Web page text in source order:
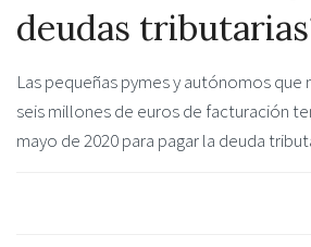
deudas
Las pequeñas pymes y autónomos que
seis millones de euros de facturación
mayo de 2020 para pagar la deuda